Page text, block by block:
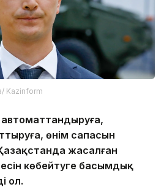
Kazinform
автоматтандыруға,
өнім сапасын
жасалған
көбейтуге басымдық
ол.